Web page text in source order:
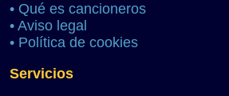
• Qué es cancioneros
• Aviso legal
• Política de cookies
Servicios